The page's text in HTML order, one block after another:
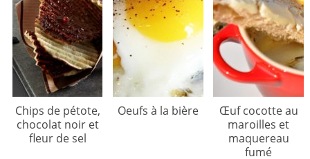
Chips de pétote,
chocolat noir et
fleur de sel
Oeufs à la bière
Œuf cocotte au
maroilles et
maquereau
fumé